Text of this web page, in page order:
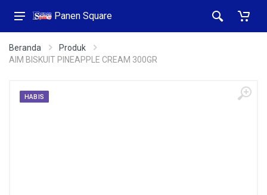
Panen Square
Beranda
Produk
AIM BISKUIT PINEAPPLE CREAM 300GR
HABIS